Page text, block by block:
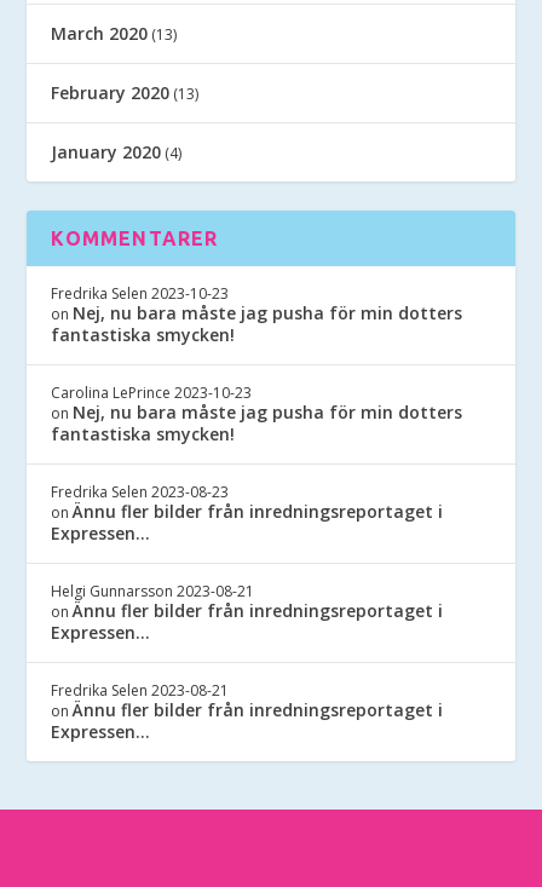
March 2020 (13)
February 2020 (13)
January 2020 (4)
KOMMENTARER
Fredrika Selen 2023-10-23
on Nej, nu bara måste jag pusha för min dotters
fantastiska smycken!
Carolina LePrince 2023-10-23
on Nej, nu bara måste jag pusha för min dotters
fantastiska smycken!
Fredrika Selen 2023-08-23
onÄnnu fler bilder från inredningsreportaget i
Expressen…
Helgi Gunnarsson 2023-08-21
onÄnnu fler bilder från inredningsreportaget i
Expressen…
Fredrika Selen 2023-08-21
onÄnnu fler bilder från inredningsreportaget i
Expressen…